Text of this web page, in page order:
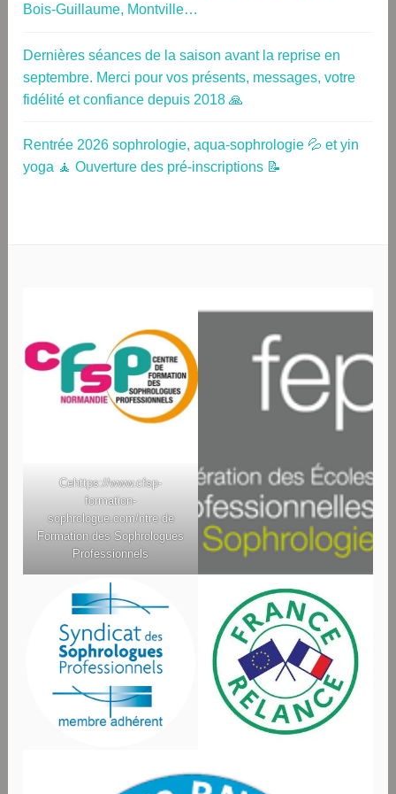
Bois-Guillaume, Montville…
Dernières séances de la saison avant la reprise en
septembre. Merci pour vos présents, messages, votre
fidélité et confiance depuis 2018 🙏
Rentrée 2026 sophrologie, aqua-sophrologie 💦 et yin
yoga 🧘 Ouverture des pré-inscriptions 📝
Cehttps://www.cfsp-
formation-
sophrologue.com/ntre de
Formation des Sophrologues
Professionnels